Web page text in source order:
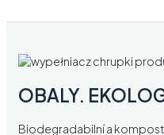
OBALY.
Biodegradabilní a